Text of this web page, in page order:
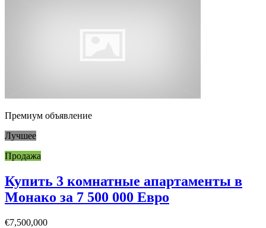
Премиум объявление
Лучшее
Продажа
Купить 3 комнатные апартаменты в
Монако за 7 500 000 Евро
€7,500,000